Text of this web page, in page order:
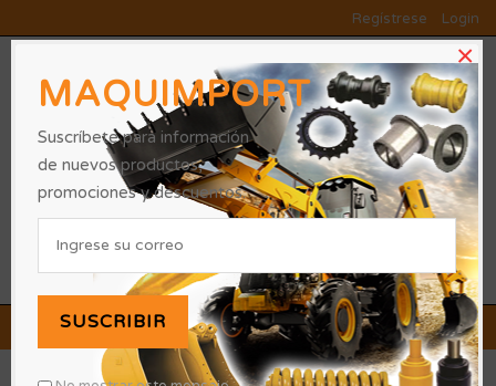
Regístrese Login
0
OFERTAS Y PROMOCIONES
REPUESTOS 2129353 FAJA
×
MAQUIMPORT
Suscríbete para información
de nuevos productos,
promociones y descuentos.
SUSCRIBIR